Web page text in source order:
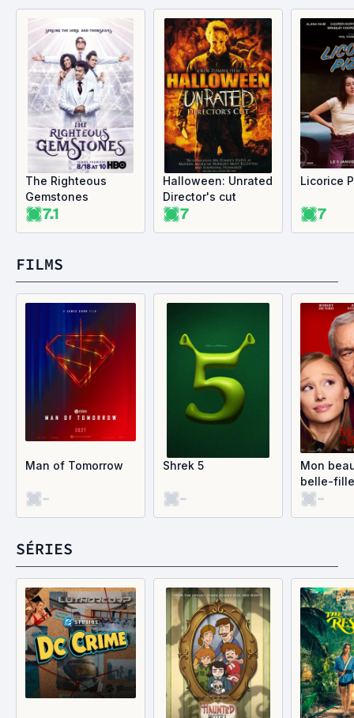
The Righteous
Gemstones
7.1
Halloween: Unrated
Director's cut
7
Licorice
7
FILMS
Man of Tomorrow
-
Shrek 5
-
Mon
belle-
-
SÉRIES